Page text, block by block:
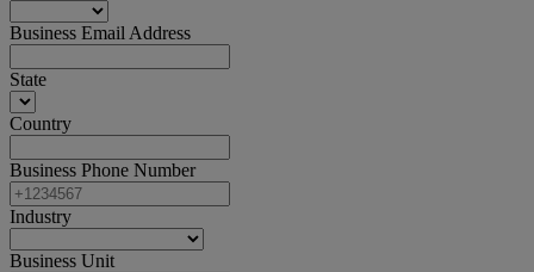
Business Email Address
State
Country
Business Phone Number
Industry
Business Unit